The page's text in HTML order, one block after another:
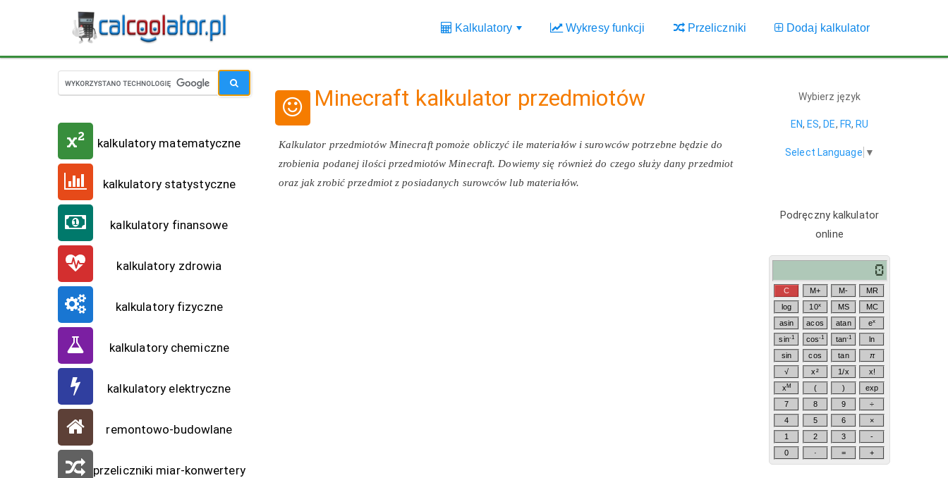
Kalkulatory Wykresy funkcji Przeliczniki Dodaj kalkulator
kalkulatory matematyczne
kalkulatory statystyczne
kalkulatory finansowe
kalkulatory zdrowia
kalkulatory fizyczne
kalkulatory chemiczne
kalkulatory elektryczne
remontowo-budowlane
przeliczniki miar-konwertery
Minecraft kalkulator przedmiotów
Kalkulator przedmiotów Minecraft pomoże obliczyć ile materiałów i surowców potrzebne będzie do
zrobienia podanej ilości przedmiotów Minecraft. Dowiemy się również do czego służy dany przedmiot
oraz jak zrobić przedmiot z posiadanych surowców lub materiałów.
Wybierz język
EN, ES, DE, FR, RU
Select Language ▼
Podręczny kalkulator
online
C M+ M-
MR
log
10x MS
MC
asin
acos atan ex
sin-1 cos-1 tan-1
ln
sin
cos tan
π
√
x² 1/x
x!
x M ( )
exp
7
8 9
÷
4
5 6
×
1
2 3
-
0
· = +